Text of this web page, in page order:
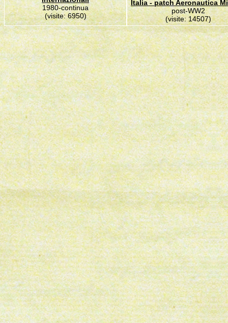
1980-continua
(visite: 6950)
Italia - patch Aeronautica
post-WW2
(visite: 14507)